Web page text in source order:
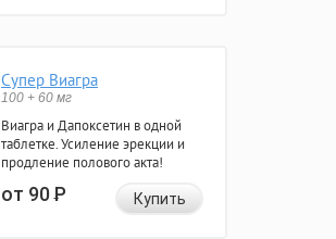
Супер Виагра
100 + 60 мг
Виагра и Дапоксетин в одной
таблетке. Усиление эрекции и
продление полового акта!
от 90Р Купить